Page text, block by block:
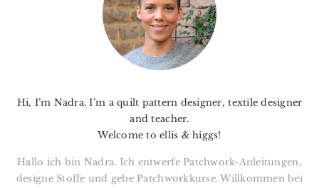
Hi, I’m Nadra. I’m a quilt pattern designer, textile designer
and teacher.
Welcome to ellis & higgs!
Hallo ich bin Nadra. Ich entwerfe Patchwork-Anleitungen,
designe Stoffe und gebe Patchworkkurse. Willkommen bei